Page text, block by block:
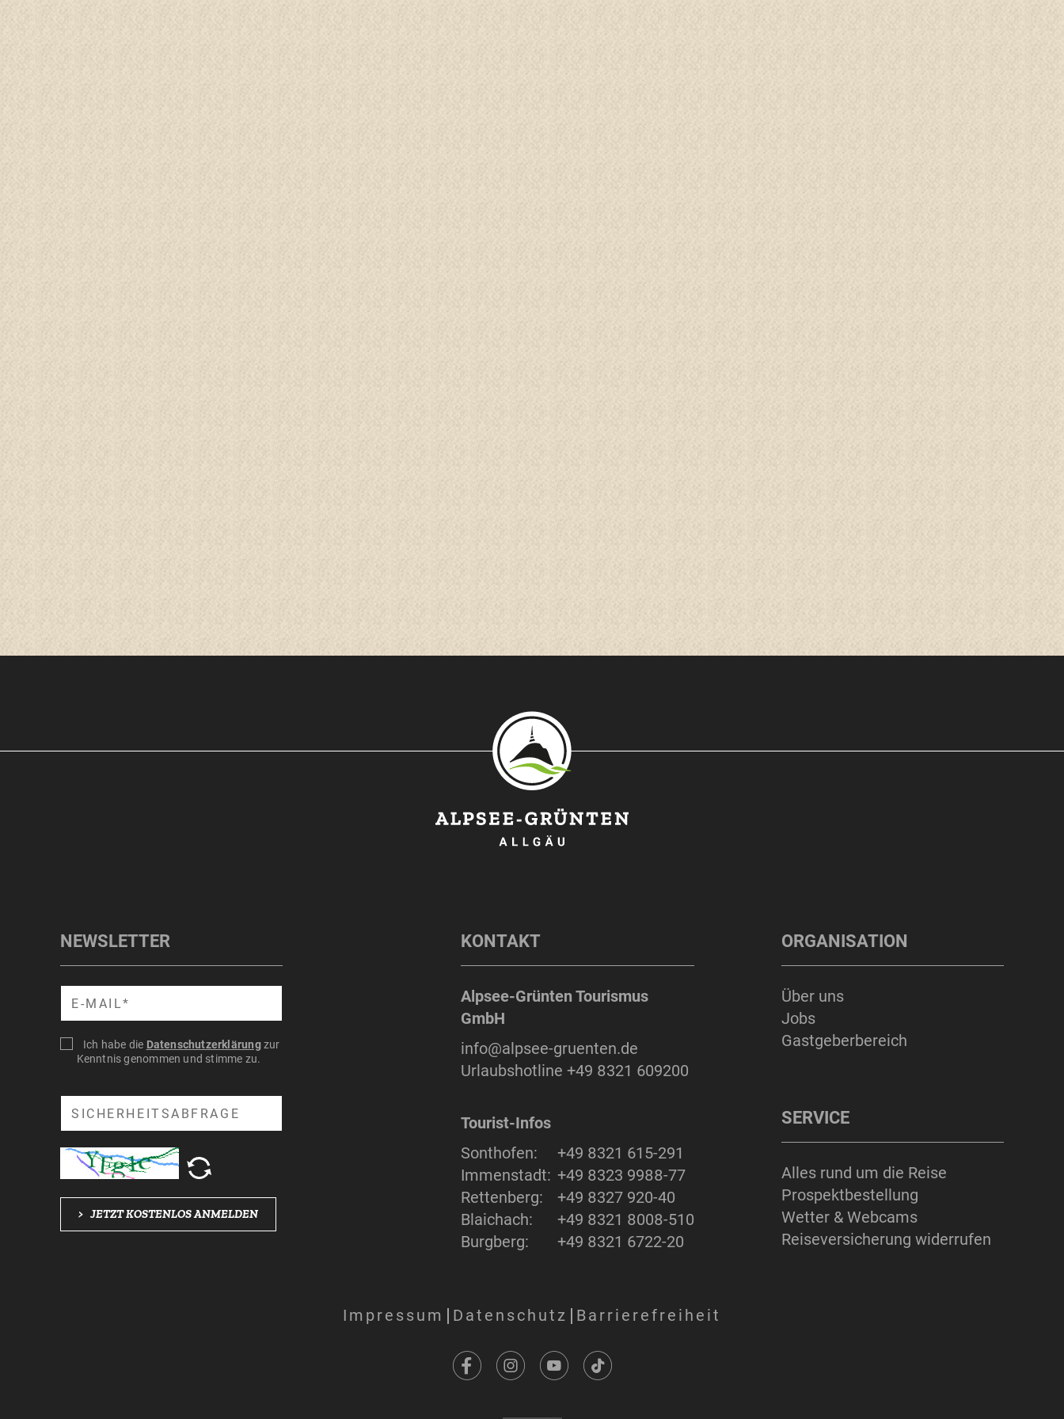
NEWSLETTER
Suche
Ich habe die Datenschutzerklärungzur
Kenntnis genommen und stimme zu.
Suche
> JETZT KOSTENLOS ANMELDEN
KONTAKT
Alpsee-Grünten Tourismus
GmbH
info@alpsee-gruenten.de
Urlaubshotline+49 8321 609200
Tourist-Infos
Sonthofen:
+49 8321 615-291
Immenstadt: +49 8323 9988-77
Rettenberg:
+49 8327 920-40
Blaichach:
+49 8321 8008-510
Burgberg:
+49 8321 6722-20
ORGANISATION
Über uns
Jobs
Gastgeberbereich
SERVICE
Alles rund um die Reise
Prospektbestellung
Wetter & Webcams
Reiseversicherung widerrufen
Impressum Datenschutz Barrierefreiheit